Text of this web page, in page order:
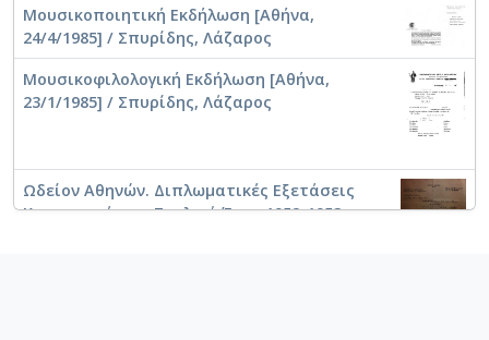
Μουσικοποιητική Εκδήλωση [Αθήνα,
24/4/1985] / Σπυρίδης, Λάζαρος
Μουσικοφιλολογική Εκδήλωση [Αθήνα,
23/1/1985] / Σπυρίδης, Λάζαρος
Ωδείον Αθηνών. Διπλωματικές Εξετάσεις
Κοντραμπάσου. Σχολικό Έτος 1952-1953